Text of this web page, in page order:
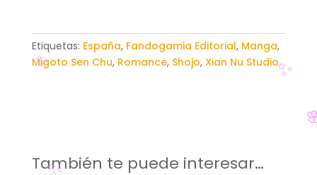
Etiquetas: España, Fandogamia Editorial, Manga,
Migoto Sen Chu, Romance, Shojo, Xian Nu Studio
También te puede interesar…